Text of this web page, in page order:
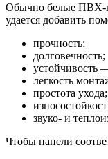
Обычно белые ПВХ-
удается добавить
прочность;
долговечность;
устойчивость
легкость
простота ухода;
звуко- и
Чтобы панели